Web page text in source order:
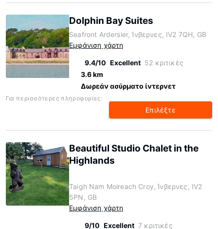
Dolphin Bay Suites
Seafront Ardersier, Ίνβερνες, IV2 7QH, GB
Εμφάνιση χάρτη
9.4/10 Excellent 52 κριτικές
3.6 km
Δωρεάν ασύρματο ίντερνετ
Για περισσότερες πληροφορίες:
Επιλέξτε
Beautiful Studio Chalet in the
Highlands
Taigh Nam Moireach Croy, Ίνβερνες, IV2
5PN, GB
Εμφάνιση χάρτη
9/10 Excellent 7 κριτικές